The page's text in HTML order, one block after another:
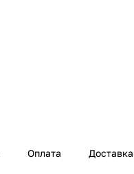
Оплата Доставка